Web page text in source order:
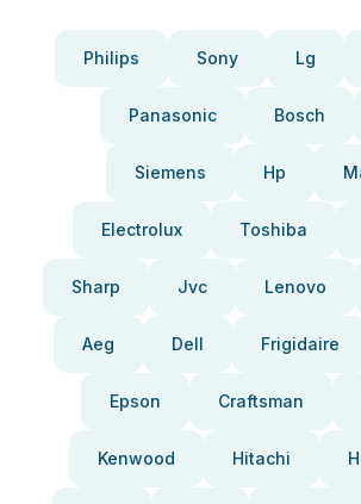
Philips Sony Lg
Panasonic Bosch
Siemens Hp
Electrolux Toshiba
Sharp Jvc Lenovo
Aeg Dell Frigidaire
Epson Craftsman
Kenwood Hitachi